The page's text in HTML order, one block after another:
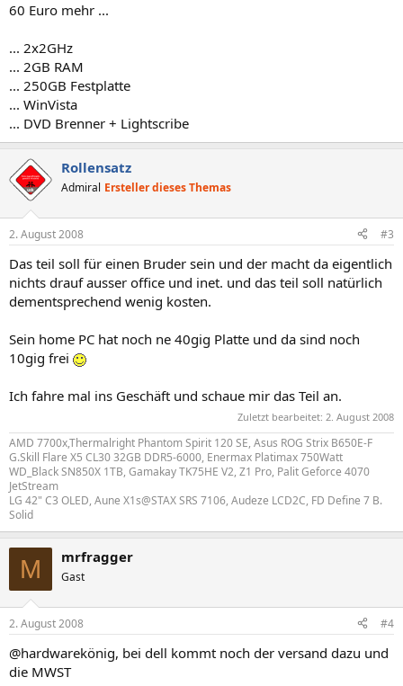
60 Euro mehr ...
... 2x2GHz
... 2GB RAM
... 250GB Festplatte
... WinVista
... DVD Brenner + Lightscribe
Rollensatz
Admiral Ersteller dieses Themas
2. August 2008 #3
Das teil soll für einen Bruder sein und der macht da eigentlich
nichts drauf ausser office und inet. und das teil soll natürlich
dementsprechend wenig kosten.
Sein home PC hat noch ne 40gig Platte und da sind noch
10gig frei
Ich fahre mal ins Geschäft und schaue mir das Teil an.
Zuletzt bearbeitet: 2. August 2008
AMD 7700x,Thermalright Phantom Spirit 120 SE, Asus ROG Strix B650E-F
G.Skill Flare X5 CL30 32GB DDR5-6000, Enermax Platimax 750Watt
WD_Black SN850X 1TB, Gamakay TK75HE V2, Z1 Pro, Palit Geforce 4070
JetStream
LG 42" C3 OLED, Aune X1s@STAX SRS 7106, Audeze LCD2C, FD Define 7 B.
Solid
M mrfragger
Gast
2. August 2008 #4
@hardwarekönig, bei dell kommt noch der versand dazu und
die MWST